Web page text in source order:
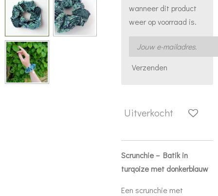
wanneer dit product
weer op voorraad is.
Verzenden
Uitverkocht
Scrunchie – Batik in
turqoize met donkerblauw
Een scrunchie met